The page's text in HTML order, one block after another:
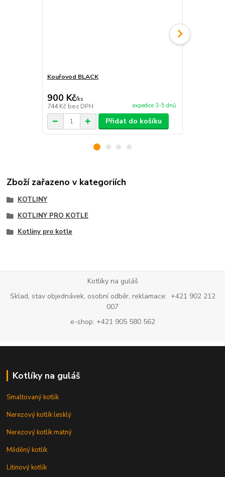
Kouřovod BLACK
900 Kč/ks
744 Kč bez DPH expedice 3-5 dnů
Přidat do košíku
Zboží zařazeno v kategoriích
KOTLINY
KOTLINY PRO KOTLE
Kotliny pro kotle
Kotlíky na guláš
Sklad, stav objednávek, osobní odběr, reklamace: +421 902 212
007
e-shop: +421 905 580 562
Kotlíky na guláš
Smaltovaný kotlík
Nerezový kotlík lesklý
Nerezový kotlík matný
Měděný kotlík
Litinový kotlík